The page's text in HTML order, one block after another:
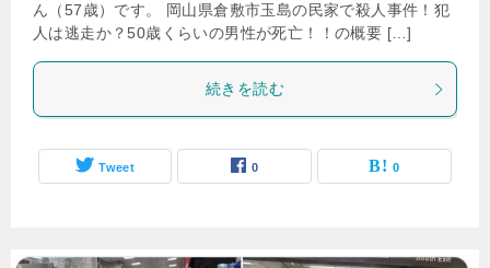
ん（57歳）です。 岡山県倉敷市玉島の民家で殺人事件！犯
人は逃走か？50歳くらいの男性が死亡！！の概要 […]
続きを読む
Tweet 0 0